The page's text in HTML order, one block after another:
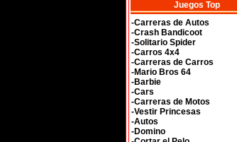
Juegos Top
-Carreras de Autos
-Crash Bandicoot
-Solitario Spider
-Carros 4x4
-Carreras de Carros
-Mario Bros 64
-Barbie
-Cars
-Carreras de Motos
-Vestir Princesas
-Autos
-Domino